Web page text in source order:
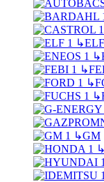
↳ELF
↳
↳
↳
↳
↳GM
↳